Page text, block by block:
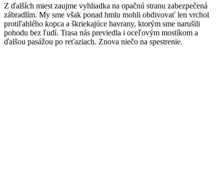
Z ďalších miest zaujme vyhliadka na opačnú stranu zabezpečená
zábradlím. My sme však ponad hmlu mohli obdivovať len vrchol
protiľahlého kopca a škriekajúce havrany, ktorým sme narušili
pohodu bez ľudí. Trasa nás previedla i oceľovým mostíkom a
ďalšou pasážou po reťaziach. Znova niečo na spestrenie.